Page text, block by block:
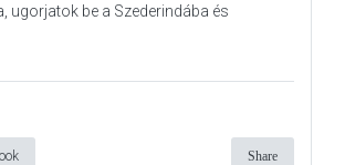
ugorjatok be a Szederindába és
Share